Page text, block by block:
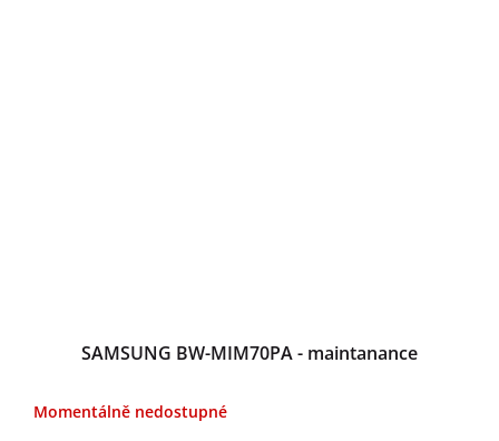
SAMSUNG BW-MIM70PA - maintanance
Momentálně nedostupné